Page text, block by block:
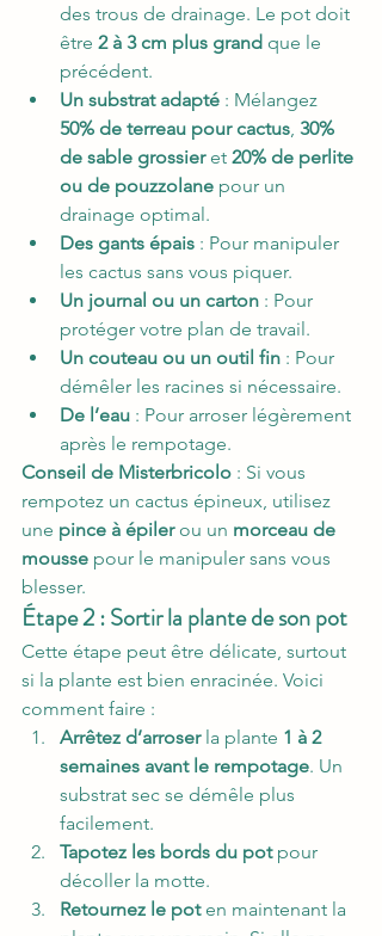
des trous de drainage. Le pot doit
être 2 à 3 cm plus grand que le
précédent.
Un substrat adapté : Mélangez
50% de terreau pour cactus, 30%
de sable grossier et 20% de perlite
ou de pouzzolane pour un
drainage optimal.
Des gants épais : Pour manipuler
les cactus sans vous piquer.
Un journal ou un carton : Pour
protéger votre plan de travail.
Un couteau ou un outil fin : Pour
démêler les racines si nécessaire.
De l’eau : Pour arroser légèrement
après le rempotage.
Conseil de Misterbricolo : Si vous
rempotez un cactus épineux, utilisez
une pince à épiler ou un morceau de
mousse pour le manipuler sans vous
blesser.
Étape 2 : Sortir la plante de son pot
Cette étape peut être délicate, surtout
si la plante est bien enracinée. Voici
comment faire :
Arrêtez d’arroser la plante 1 à 2
semaines avant le rempotage. Un
substrat sec se démêle plus
facilement.
Tapotez les bords du pot pour
décoller la motte.
Retournez le pot en maintenant la